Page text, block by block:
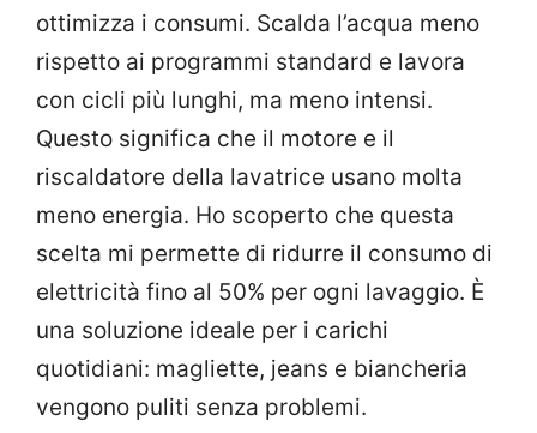
ottimizza i consumi. Scalda l’acqua meno
rispetto ai programmi standard e lavora
con cicli più lunghi, ma meno intensi.
Questo significa che il motore e il
riscaldatore della lavatrice usano molta
meno energia. Ho scoperto che questa
scelta mi permette di ridurre il consumo di
elettricità fino al 50% per ogni lavaggio. È
una soluzione ideale per i carichi
quotidiani: magliette, jeans e biancheria
vengono puliti senza problemi.